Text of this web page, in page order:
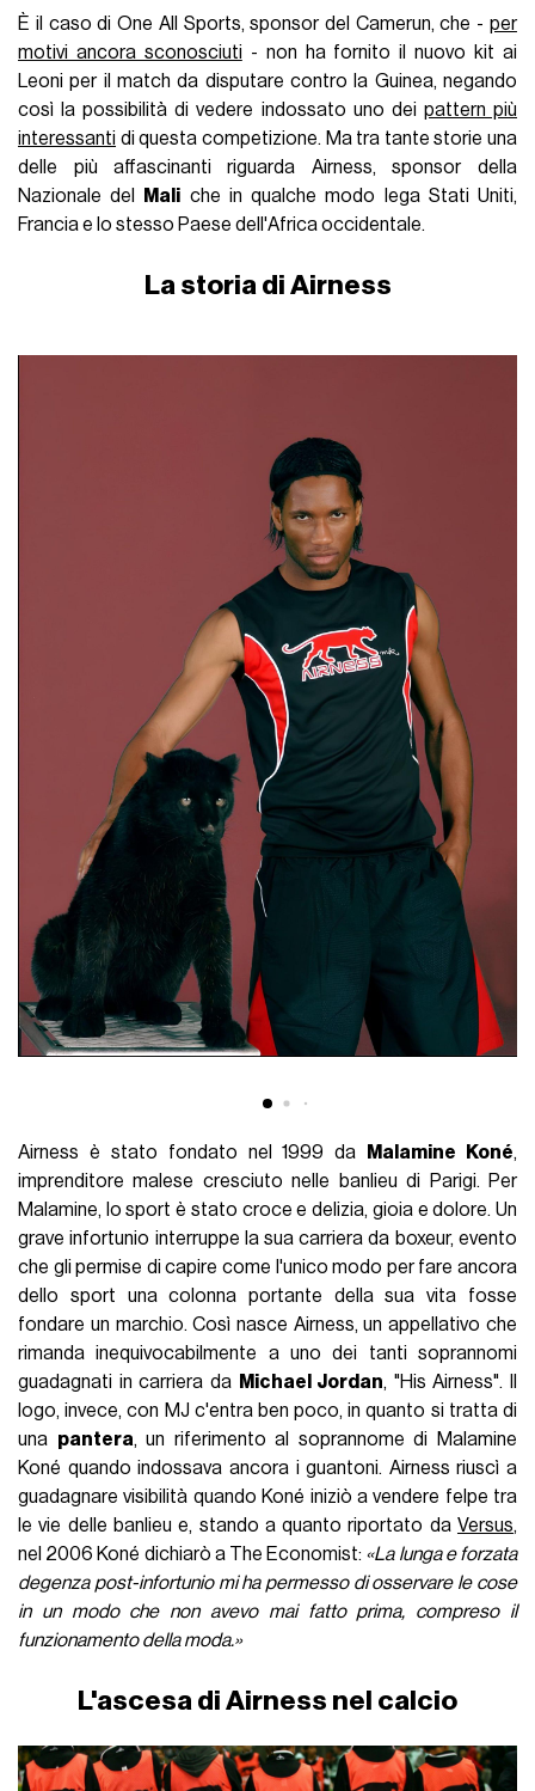
È il caso di One All Sports, sponsor del Camerun, che - per
motivi ancora sconosciuti - non ha fornito il nuovo kit ai
Leoni per il match da disputare contro la Guinea, negando
così la possibilità di vedere indossato uno dei pattern più
interessanti di questa competizione. Ma tra tante storie una
delle più affascinanti riguarda Airness, sponsor della
Nazionale del
Mali che in qualche modo lega Stati Uniti,
Francia e lo stesso Paese dell'Africa occidentale.
La storia di Airness
Airness è stato fondato nel 1999 da Malamine Koné,
imprenditore malese cresciuto nelle banlieu di Parigi. Per
Malamine, lo sport è stato croce e delizia, gioia e dolore. Un
grave infortunio interruppe la sua carriera da boxeur, evento
che gli permise di capire come l'unico modo per fare ancora
dello sport una colonna portante della sua vita fosse
fondare un marchio. Così nasce Airness, un appellativo che
rimanda inequivocabilmente a uno dei tanti soprannomi
guadagnati in carriera da Michael Jordan, "His Airness". Il
logo, invece, con MJ c'entra ben poco, in quanto si tratta di
una pantera, un riferimento al soprannome di Malamine
Koné quando indossava ancora i guantoni. Airness riuscì a
guadagnare visibilità quando Koné iniziò a vendere felpe tra
le vie delle banlieu e, stando a quanto riportato da Versus,
nel 2006 Koné dichiarò a The Economist: «La lunga e forzata
degenza post-infortunio mi ha permesso di osservare le cose
in un modo che non avevo mai fatto prima, compreso il
funzionamento della moda.»
L'ascesa di Airness nel calcio